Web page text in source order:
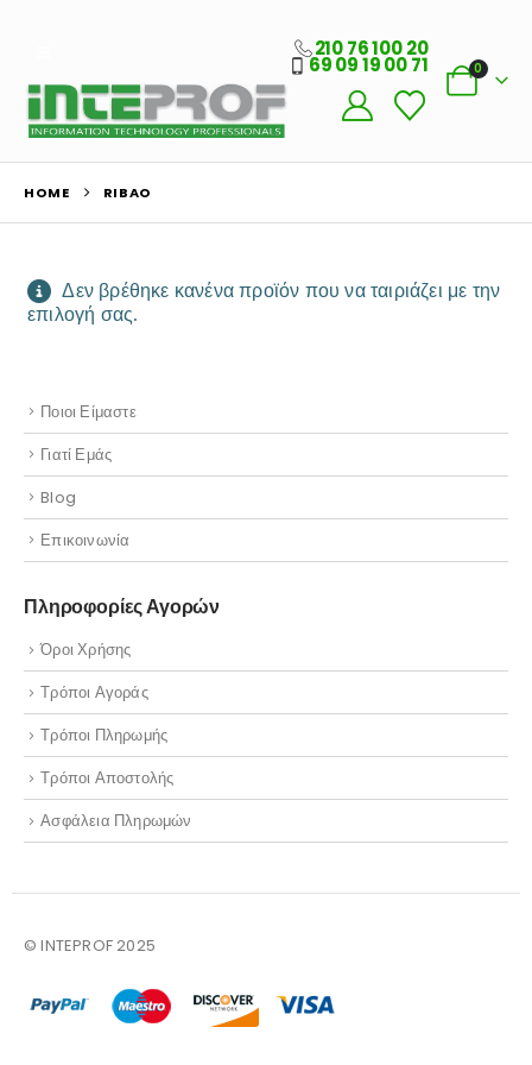
210 76 100 20
69 09 19 00 71 0
HOME RIBAO
Δεν βρέθηκε κανένα προϊόν που να ταιριάζει με την
επιλογή σας.
Λίστα Αγαπημένων
Ποιοι Είμαστε
Γιατί Εμάς
Blog
Επικοινωνία
Πληροφορίες Αγορών
Όροι Χρήσης
Τρόποι Αγοράς
Τρόποι Πληρωμής
Τρόποι Αποστολής
Ασφάλεια Πληρωμών
© INTEPROF 2025